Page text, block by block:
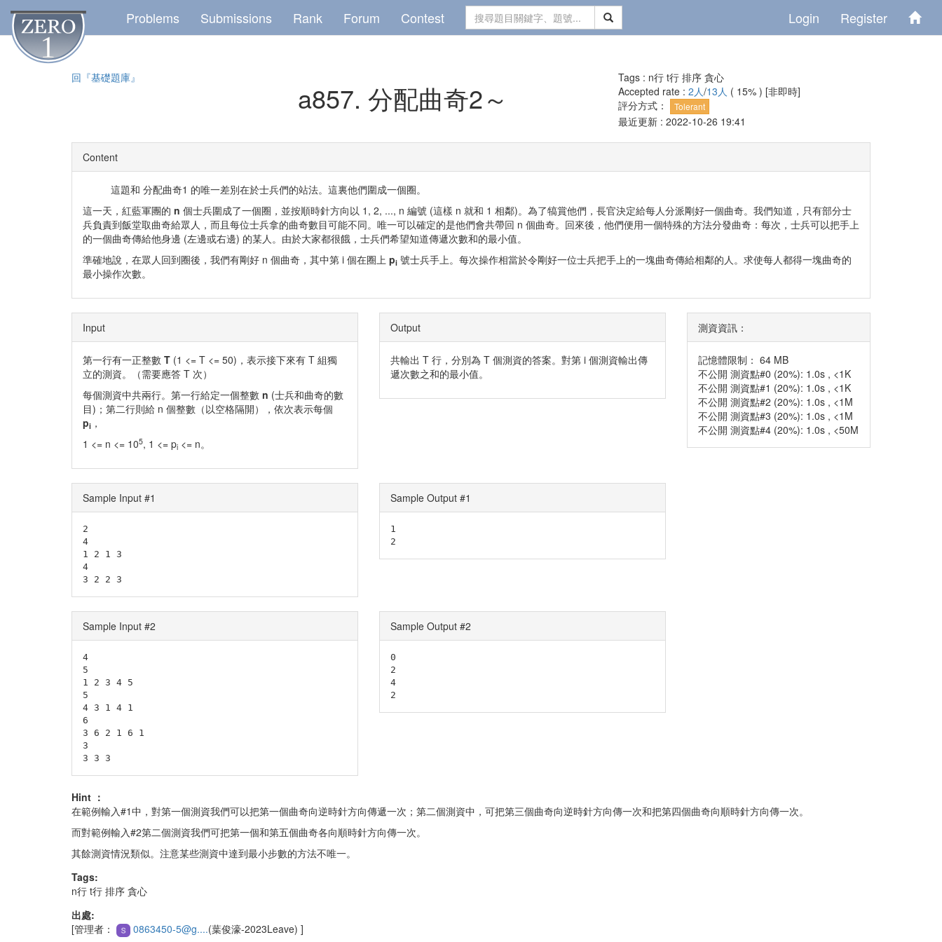
Problems Submissions Rank Forum Contest Login Register
回『基礎題庫』
a857. 分配曲奇2～
Tags : n行 t行 排序 貪心
Accepted rate : 2人/13人 ( 15% ) [非即時]
評分方式：
Tolerant
最近更新 : 2022-10-26 19:41
Content
這題和 分配曲奇1 的唯一差別在於士兵們的站法。這裏他們圍成一個圈。
這一天，紅藍軍團的 n 個士兵圍成了一個圈，並按順時針方向以 1, 2, ..., n 編號 (這樣 n 就和 1 相鄰)。為了犒賞他們，長官決定給每人分派剛好一個曲奇。我們知道，只有部分士
兵負責到飯堂取曲奇給眾人，而且每位士兵拿的曲奇數目可能不同。唯一可以確定的是他們會共帶回 n 個曲奇。回來後，他們便用一個特殊的方法分發曲奇：每次，士兵可以把手上
的一個曲奇傳給他身邊 (左邊或右邊) 的某人。由於大家都很餓，士兵們希望知道傳遞次數和的最小值。
準確地說，在眾人回到圈後，我們有剛好 n 個曲奇，其中第 i 個在圈上 pi 號士兵手上。每次操作相當於令剛好一位士兵把手上的一塊曲奇傳給相鄰的人。求使每人都得一塊曲奇的
最小操作次數。
Input
第一行有一正整數 T (1 <= T <= 50)，表示接下來有 T 組獨
立的測資。（需要應答 T 次）
每個測資中共兩行。第一行給定一個整數 n (士兵和曲奇的數
目)；第二行則給 n 個整數（以空格隔開），依次表示每個
pi ，
1 <= n <= 105, 1 <= pi <= n。
Output
共輸出 T 行，分別為 T 個測資的答案。對第 i 個測資輸出傳
遞次數之和的最小值。
Sample Input #1
2
4
1 2 1 3
4
3 2 2 3
Sample Output #1
1
2
Sample Input #2
4
5
1 2 3 4 5
5
4 3 1 4 1
6
3 6 2 1 6 1
3
3 3 3
Sample Output #2
0
2
4
2
測資資訊：
記憶體限制： 64 MB
不公開 測資點#0 (20%): 1.0s , <1K
不公開 測資點#1 (20%): 1.0s , <1K
不公開 測資點#2 (20%): 1.0s , <1M
不公開 測資點#3 (20%): 1.0s , <1M
不公開 測資點#4 (20%): 1.0s , <50M
Hint ：
在範例輸入#1中，對第一個測資我們可以把第一個曲奇向逆時針方向傳遞一次；第二個測資中，可把第三個曲奇向逆時針方向傳一次和把第四個曲奇向順時針方向傳一次。
而對範例輸入#2第二個測資我們可把第一個和第五個曲奇各向順時針方向傳一次。
其餘測資情況類似。注意某些測資中達到最小步數的方法不唯一。
Tags:
n行 t行 排序 貪心
出處:
[管理者：
0863450-5@g....(葉俊濠-2023Leave) ]